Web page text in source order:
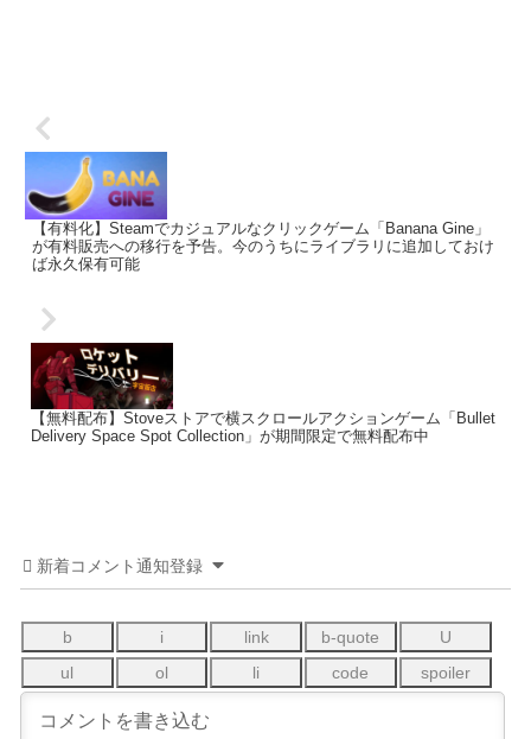
【有料化】Steamでカジュアルなクリックゲーム「Banana Gine」
が有料販売への移行を予告。今のうちにライブラリに追加しておけ
ば永久保有可能
【無料配布】Stoveストアで横スクロールアクションゲーム「Bullet
Delivery Space Spot Collection」が期間限定で無料配布中
新着コメント通知登録